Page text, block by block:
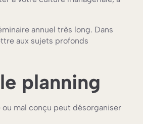
annuel très long. Dans
aux sujets profonds
planning
mal conçu peut désorganiser